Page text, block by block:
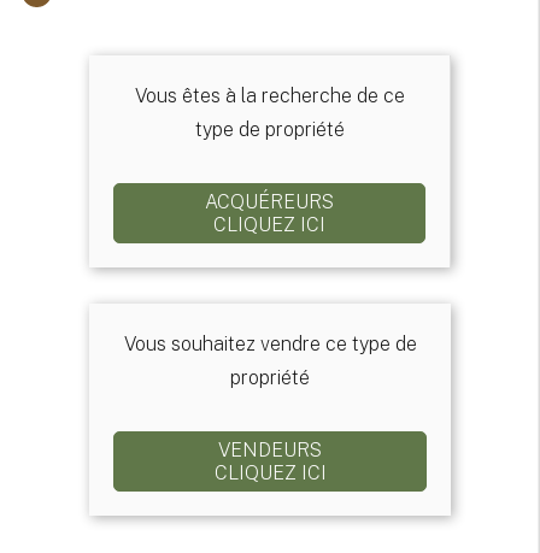
Vous êtes à la recherche de ce
type de propriété
ACQUÉREURS
CLIQUEZ ICI
Vous souhaitez vendre ce type de
propriété
VENDEURS
CLIQUEZ ICI